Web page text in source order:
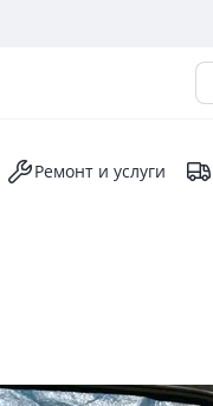
Ремонт и услуги